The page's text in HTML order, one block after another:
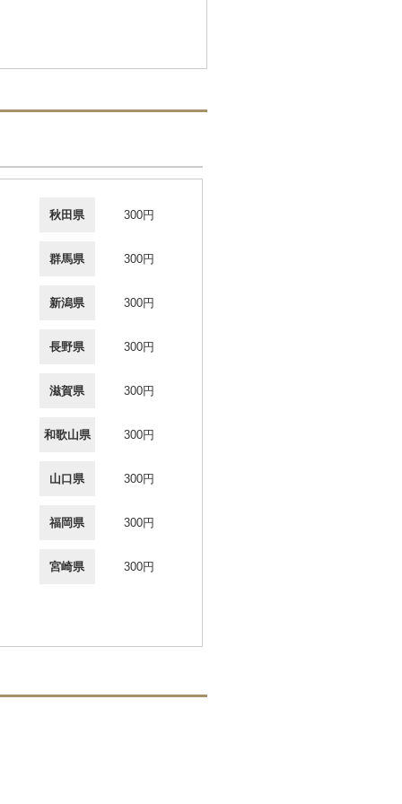
秋田県 300円
群馬県 300円
新潟県 300円
長野県 300円
滋賀県 300円
和歌山県 300円
山口県 300円
福岡県 300円
宮崎県 300円